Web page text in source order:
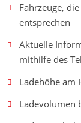
Fahrzeuge,
entsprechen
Aktuelle
mithilfe des
Ladehöhe am
Ladevolumen